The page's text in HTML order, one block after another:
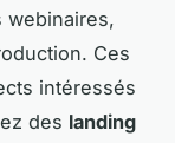
webinaires,
Ces
intéressés
des landing